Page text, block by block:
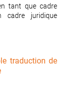
tant que cadre
juridique
traduction de